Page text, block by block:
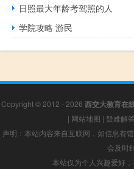
日照最大年龄考驾照的人
学院攻略 游民
Copyright © 2012 - 2026 西交大教育在
| 网站地图 | 疑难解答
声明：本站内容来自互联网，如信息有
会及时
本站仅为个人兴趣爱好